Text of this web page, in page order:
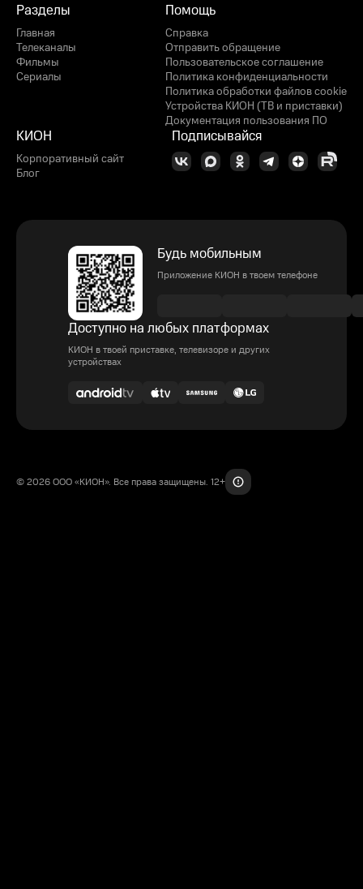
Разделы
Главная
Телеканалы
Фильмы
Сериалы
Помощь
Справка
Отправить обращение
Пользовательское соглашение
Политика конфиденциальности
Политика обработки файлов cookie
Устройства КИОН (ТВ и приставки)
Документация пользования ПО
КИОН
Корпоративный сайт
Блог
Подписывайся
Будь мобильным
Приложение КИОН в твоем телефоне
Доступно на любых платформах
КИОН в твоей приставке, телевизоре и других
устройствах
© 2026 ООО «КИОН». Все права защищены. 12+